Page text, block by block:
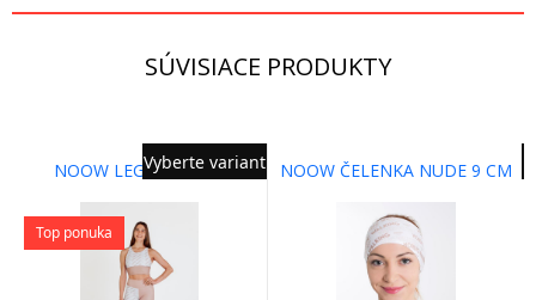
SÚVISIACE PRODUKTY
NOOW LEGÍNY NUDE
Top ponuka
Vyberte variant NOOW ČELENKA NUDE 9 CM